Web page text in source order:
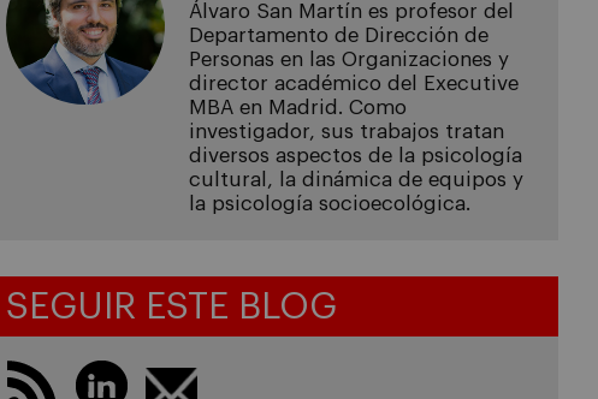
Álvaro San Martín es profesor del
Departamento de Dirección de
Personas en las Organizaciones y
director académico del Executive
MBA en Madrid. Como
investigador, sus trabajos tratan
diversos aspectos de la psicología
cultural, la dinámica de equipos y
la psicología socioecológica.
SEGUIR ESTE BLOG